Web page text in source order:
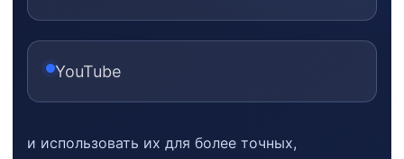
YouTube
и использовать их для более точных,